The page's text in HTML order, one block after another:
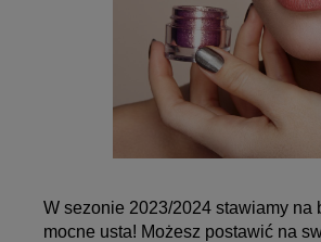
W sezonie 2023/2024 stawiamy na
mocne usta! Możesz postawić na